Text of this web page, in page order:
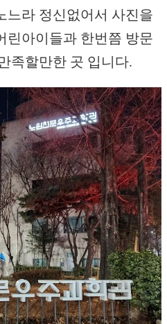
느라 정신없어서 사진을
린아이들과 한번쯤 방문
족할만한 곳 입니다.